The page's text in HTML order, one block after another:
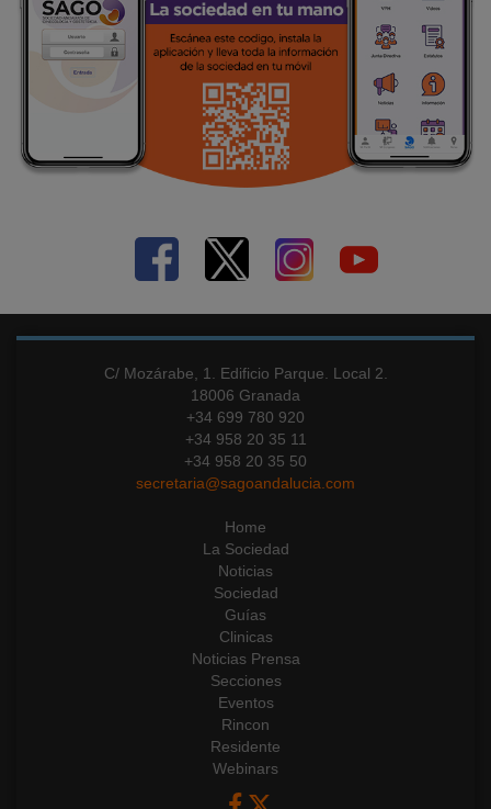
C/ Mozárabe, 1. Edificio Parque. Local 2.
18006 Granada
+34 699 780 920
+34 958 20 35 11
+34 958 20 35 50
secretaria@sagoandalucia.com
Home
La Sociedad
Noticias
Sociedad
Guías
Clinicas
Noticias Prensa
Secciones
Eventos
Rincon
Residente
Webinars